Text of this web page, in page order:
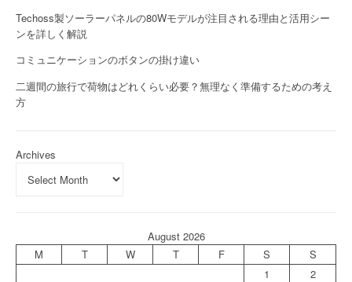
Techoss製ソーラーパネルの80Wモデルが注目される理由と活用シー
ンを詳しく解説
コミュニケーションのボタンの掛け違い
二週間の旅行で荷物はどれくらい必要？無理なく準備するための考え
方
Archives
August 2026
M
T W T F S
S
1
2